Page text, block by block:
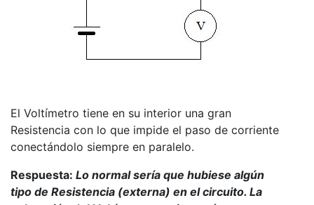
El Voltímetro tiene en su interior una gran
Resistencia con lo que impide el paso de corriente
conectándolo siempre en paralelo.
Respuesta: Lo normal sería que hubiese algún
tipo de Resistencia (externa) en el circuito. La